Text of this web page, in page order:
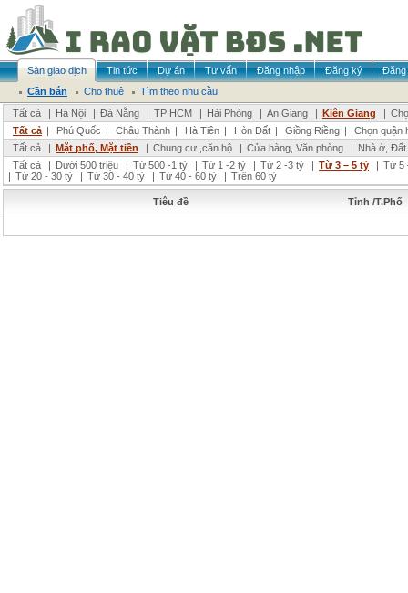
Sàn giao dịch Tin tức Dự án Tư vấn Đăng nhập Đăng ký
Đăng
Cần bán
Cho thuê
Tìm theo nhu cầu
Tất cả
| Hà Nội | Đà Nẵng | TP HCM | Hải Phòng | An Giang | Kiên Giang |
Tất cả | Phú Quốc | Châu Thành | Hà Tiên | Hòn Đất | Giồng Riềng |
Chọn quận
Tất cả
| Mặt phố, Mặt tiền | Chung cư ,căn hộ | Cửa hàng, Văn phòng | Nhà ở,
Tất cả
| Dưới 500 triệu | Từ 500 -1 tỷ | Từ 1 -2 tỷ | Từ 2 -3 tỷ | Từ 3 – 5 tỷ | Từ 5
| Từ 20 - 30 tỷ | Từ 30 - 40 tỷ | Từ 40 - 60 tỷ | Trên 60 tỷ
Tiêu đề Tỉnh /T.Phố